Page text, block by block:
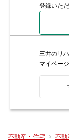
登録いた
三井のリ
マイペー
不動産・住宅 不動